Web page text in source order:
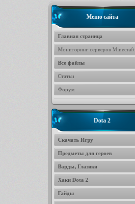
Меню сайта
Главная страница
Мониторинг серверов Minecraft
Все файлы
Статьи
Форум
Dota 2
Скачать Игру
Предметы для героев
Варды, Глазики
Хаки Dota 2
Гайды